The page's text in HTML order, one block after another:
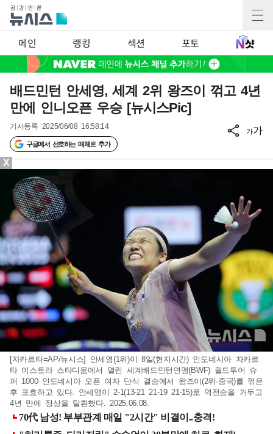
메인 랭킹 섹션 포토
배드민턴 안세영, 세계 2위 왕즈이 꺾고 4년
만에 인니오픈 우승 [뉴시스Pic]
기사등록 2025/06/08 16:58:14
구글에서 선호하는 매체로 추가
가가
[자카르타=AP/뉴시스] 안세영(1위)이 8일(현지시간) 인도네시아 자카르
타 이스토라 스타디움에서 열린 세계배드민턴연맹(BWF) 월드투어 슈
퍼 1000 인도네시아 오픈 여자 단식 결승에서 왕즈이(2위·중국)를 꺾은
후 포효하고 있다. 안세영이 2-1(13-21 21-19 21-15)로 역전승을 거두고
4년 만에 정상을 탈환했다. 2025.06.08.
X